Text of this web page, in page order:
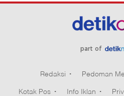
part of
Redaksi Pedoman
Kotak Pos
Info Iklan